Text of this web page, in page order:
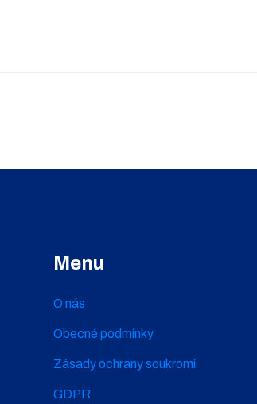
Menu
O nás
Obecné podmínky
Zásady ochrany soukromí
GDPR